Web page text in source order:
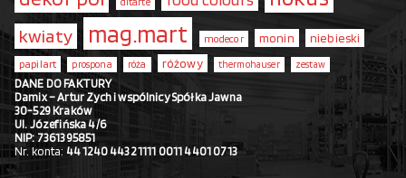
kwiaty mag.mart modecor monin niebieski
papilart prospona róża różowy thermohauser zestaw
DANE DO FAKTURY
Damix – Artur Zych i wspólnicy Spółka Jawna
30-529 Kraków
Ul. Józefińska 4/6
NIP: 7361395851
Nr. konta: 44 1240 4432 1111 0011 4401 0713